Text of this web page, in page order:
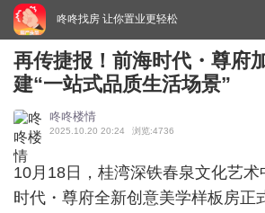
咚咚找房 让你置业更轻松
再传捷报！前海时代・尊府
建“一站式品质生活场景”
咚咚楼情
2025.10.20 20:24 浏览:4736
10月18日，桂湾深铁春泉文化艺
时代・尊府全新创意美学样板房正